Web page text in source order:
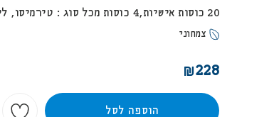
זכור אותי
20 כוסות אישיות,4 כוסות מכל סוג : טירמיסו, לימון, שוקולד ותות.
צמחוני
228
הוספה לסל